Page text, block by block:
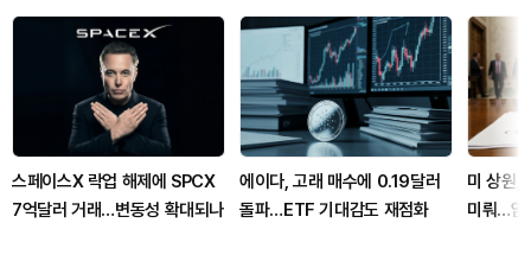
스페이스X 락업 해제에 SPCX
7억달러 거래…변동성 확대되나
에이다, 고래 매수에 0.19달러
돌파…ETF 기대감도 재점화
미 상원,
미뤄…암